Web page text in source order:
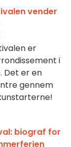
vender
er
i
Det er en
gennem
biograf for